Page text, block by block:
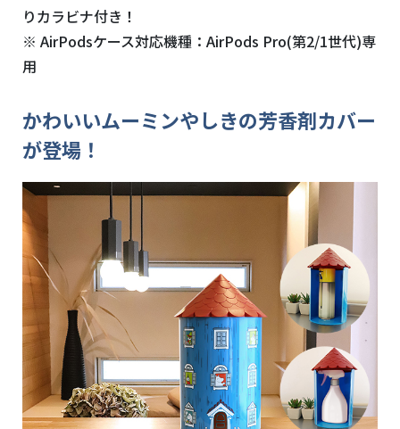
りカラビナ付き！
※ AirPodsケース対応機種：AirPods Pro(第2/1世代)専
用
かわいいムーミンやしきの芳香剤カバー
が登場！